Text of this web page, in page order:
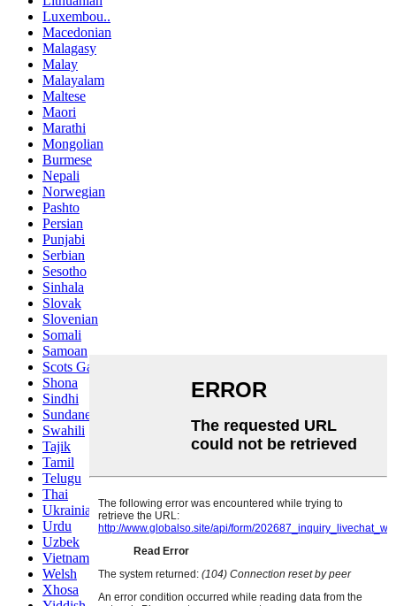
Luxembou..
Macedonian
Malagasy
Malay
Malayalam
Maltese
Maori
Marathi
Mongolian
Burmese
Nepali
Norwegian
Pashto
Persian
Punjabi
Serbian
Sesotho
Sinhala
Slovak
Slovenian
Somali
Samoan
Scots Gaelic
Shona
Sindhi
Sundanese
Swahili
Tajik
Tamil
Telugu
Thai
Ukrainian
Urdu
Uzbek
Vietnamese
Welsh
Xhosa